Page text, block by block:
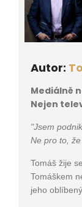
Autor:
Mediálně
Nejen
"Jsem
Ne pro to,
Tomáš žije
Tomáškem
jeho